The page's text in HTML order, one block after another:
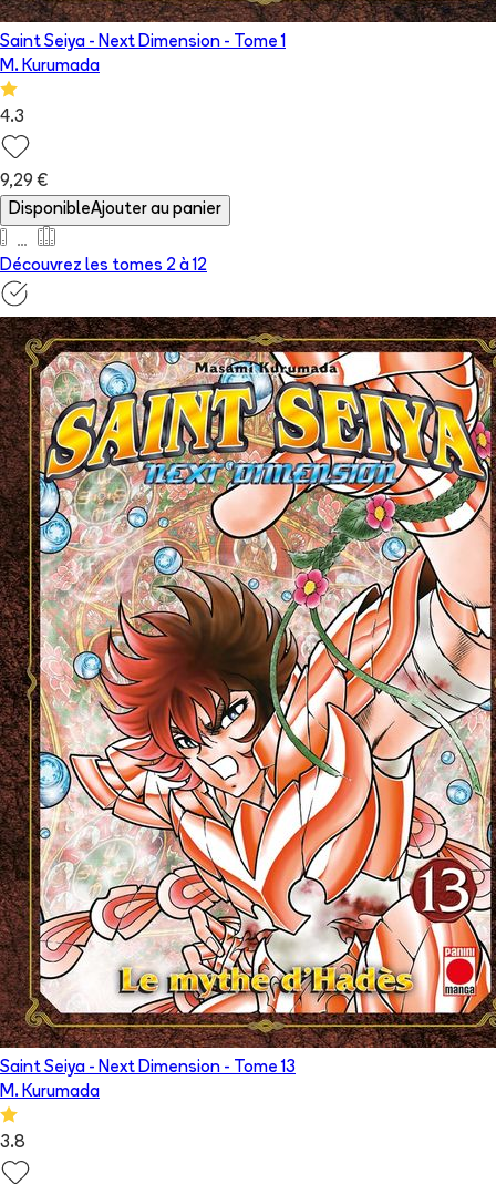
Saint Seiya - Next Dimension - Tome 1
M. Kurumada
4.3
9,29 €
DisponibleAjouter au panier
Découvrez les tomes 2 à 12
Saint Seiya - Next Dimension - Tome 13
M. Kurumada
3.8